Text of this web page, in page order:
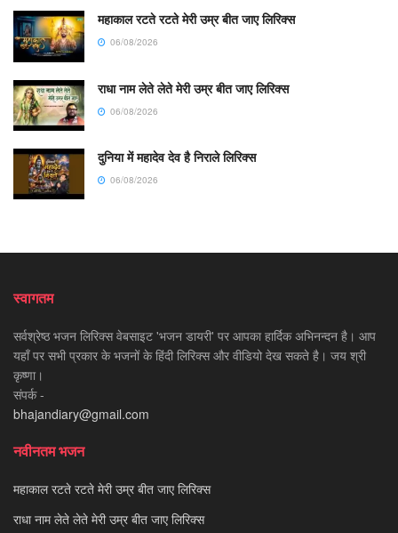
महाकाल रटते रटते मेरी उम्र बीत जाए लिरिक्स
06/08/2026
राधा नाम लेते लेते मेरी उम्र बीत जाए लिरिक्स
06/08/2026
दुनिया में महादेव देव है निराले लिरिक्स
06/08/2026
स्वागतम
सर्वश्रेष्ठ भजन लिरिक्स वेबसाइट 'भजन डायरी' पर आपका हार्दिक अभिनन्दन है। आप
यहाँ पर सभी प्रकार के भजनों के हिंदी लिरिक्स और वीडियो देख सकते है। जय श्री
कृष्णा।
संपर्क -
bhajandiary@gmail.com
नवीनतम भजन
महाकाल रटते रटते मेरी उम्र बीत जाए लिरिक्स
राधा नाम लेते लेते मेरी उम्र बीत जाए लिरिक्स